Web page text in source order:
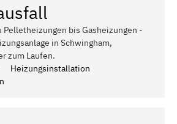
Pelletheizungen bis Gasheizungen -
in Schwingham,
zum Laufen.
Heizungsinstallation